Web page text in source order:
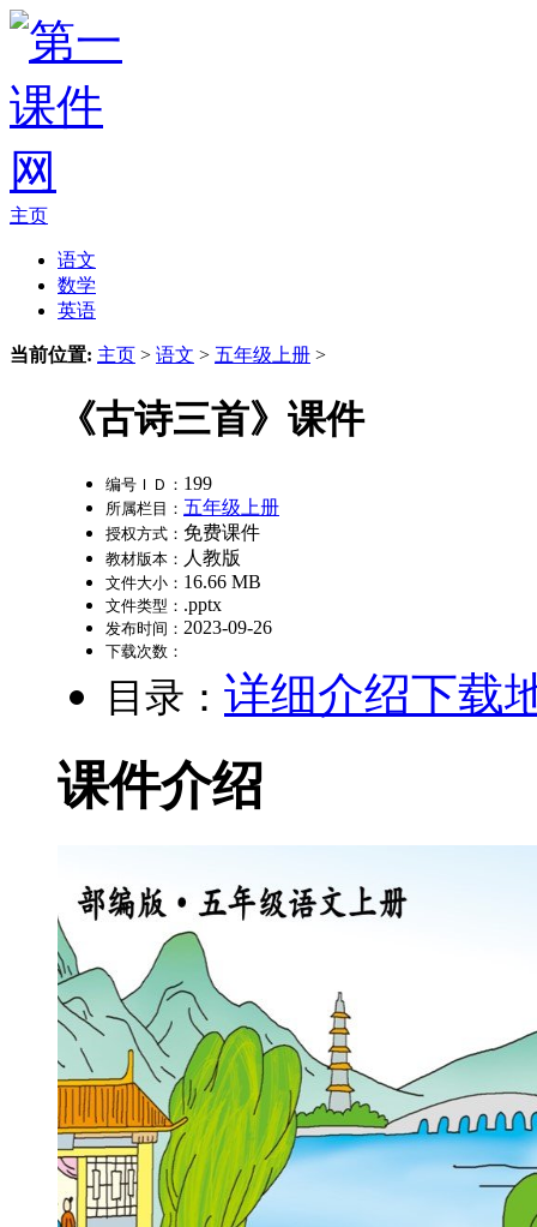
主页
语文
数学
英语
当前位置: 主页 > 语文 > 五年级上册 >
《古诗三首》课件
编号ＩＤ： 199
所属栏目： 五年级上册
授权方式： 免费课件
教材版本： 人教版
文件大小： 16.66 MB
文件类型： .pptx
发布时间： 2023-09-26
下载次数：
目录： 详细介绍下载
课件介绍